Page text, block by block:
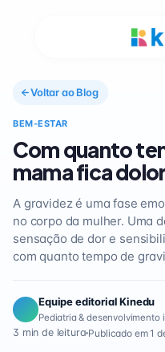
Voltar ao Blog
BEM-ESTAR
Com quanto
mama fica
A gravidez é uma fase
no corpo da mulher. Uma
sensação de dor e
com quanto tempo de
Equipe editorial Kinedu
Pediatria & desenvolvimento
3 min de leitura Publicado em 1